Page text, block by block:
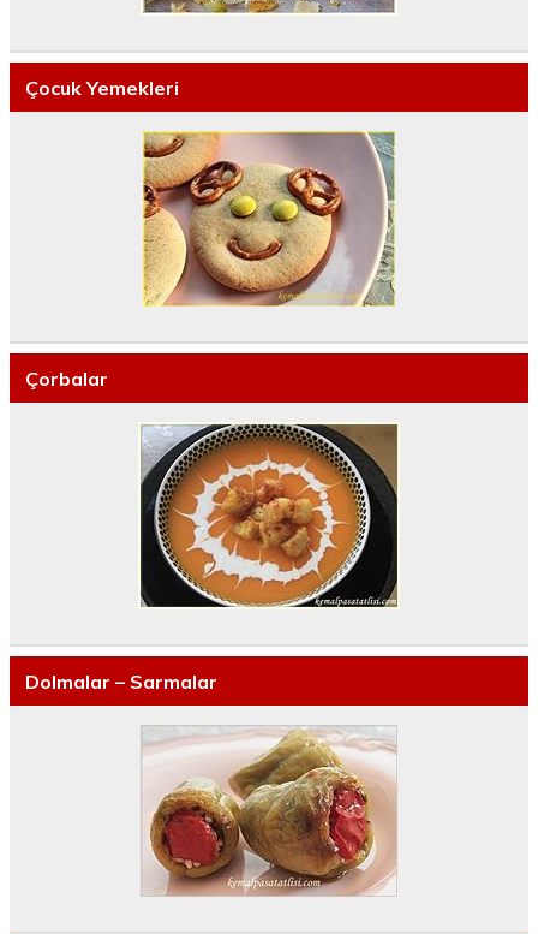
Çocuk Yemekleri
Çorbalar
Dolmalar – Sarmalar